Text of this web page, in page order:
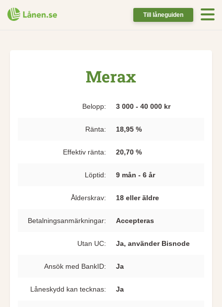
Till låneguiden
Merax
Belopp: 3 000 - 40 000 kr
Ränta: 18,95 %
Effektiv ränta: 20,70 %
Löptid: 9 mån - 6 år
Ålderskrav: 18 eller äldre
Betalningsanmärkningar: Accepteras
Utan UC: Ja, använder Bisnode
Ansök med BankID: Ja
Låneskydd kan tecknas: Ja